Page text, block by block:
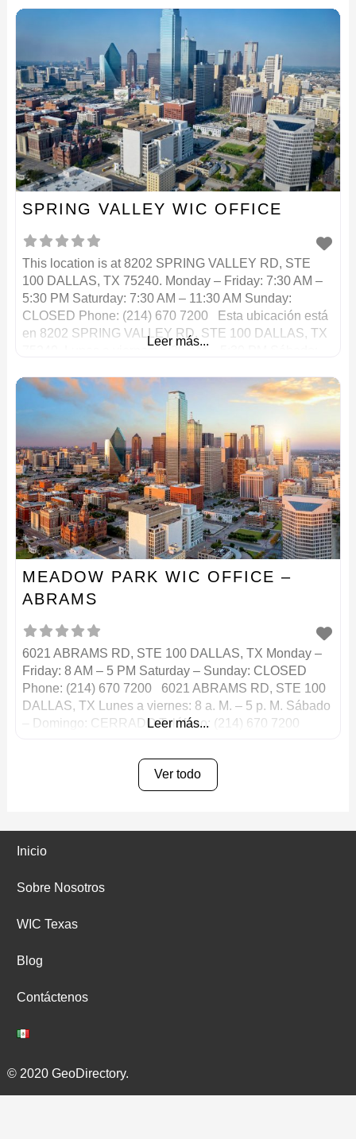
SPRING VALLEY WIC OFFICE
This location is at 8202 SPRING VALLEY RD, STE
100 DALLAS, TX 75240. Monday – Friday: 7:30 AM –
5:30 PM Saturday: 7:30 AM – 11:30 AM Sunday:
CLOSED Phone: (214) 670 7200 Esta ubicación está
en 8202 SPRING VALLEY RD, STE 100 DALLAS, TX
Leer más...
MEADOW PARK WIC OFFICE –
ABRAMS
6021 ABRAMS RD, STE 100 DALLAS, TX Monday –
Friday: 8 AM – 5 PM Saturday – Sunday: CLOSED
Phone: (214) 670 7200 6021 ABRAMS RD, STE 100
DALLAS, TX Lunes a viernes: 8 a. M. – 5 p. M. Sábado
– Domingo: CERRADO Teléfono: (214) 670 7200
Leer más...
Ver todo
Inicio
Sobre Nosotros
WIC Texas
Blog
Contáctenos
© 2020 GeoDirectory.